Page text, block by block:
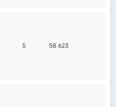
5 58 623